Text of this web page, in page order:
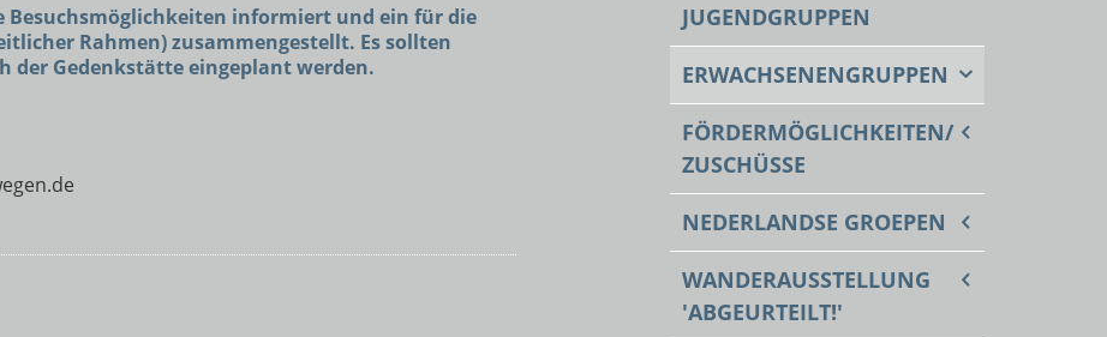
Besuchsmöglichkeiten informiert und ein für die
Rahmen) zusammengestellt. Es sollten
der Gedenkstätte eingeplant werden.
JUGENDGRUPPEN
ERWACHSENENGRUPPEN
FÖRDERMÖGLICHKEITEN/
ZUSCHÜSSE
NEDERLANDSE GROEPEN
WANDERAUSSTELLUNG
'ABGEURTEILT!'